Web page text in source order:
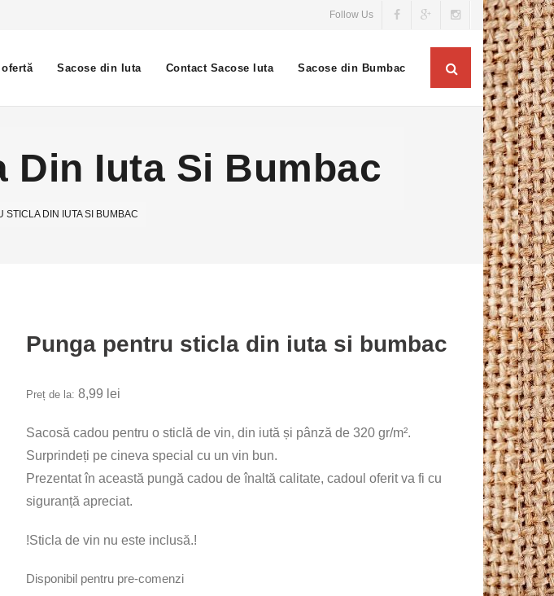
Follow Us
Sacose din Iuta Contact Sacose Iuta Sacose din Bumbac
Din Iuta Si Bumbac
STICLA DIN IUTA SI BUMBAC
Punga pentru sticla din iuta si bumbac
Preț de la: 8,99 lei
Sacosă cadou pentru o sticlă de vin, din iută și pânză de 320 gr/m².
Surprindeți pe cineva special cu un vin bun.
Prezentat în această pungă cadou de înaltă calitate, cadoul oferit va fi cu
siguranță apreciat.
!Sticla de vin nu este inclusă.!
Disponibil pentru pre-comenzi